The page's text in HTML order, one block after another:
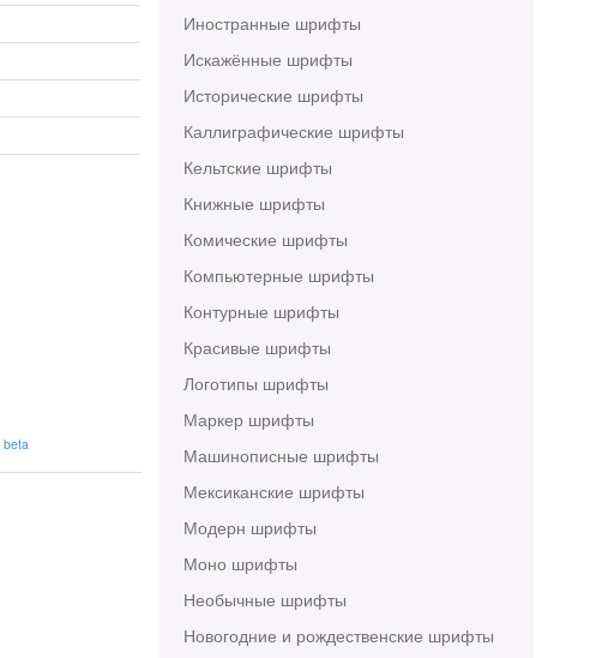
Иностранные шрифты
Искажённые шрифты
Исторические шрифты
Каллиграфические шрифты
Кельтские шрифты
Книжные шрифты
Комические шрифты
Компьютерные шрифты
Контурные шрифты
Красивые шрифты
Логотипы шрифты
Маркер шрифты
Машинописные шрифты
Мексиканские шрифты
Модерн шрифты
Моно шрифты
Необычные шрифты
Новогодние и рождественские шрифты
beta